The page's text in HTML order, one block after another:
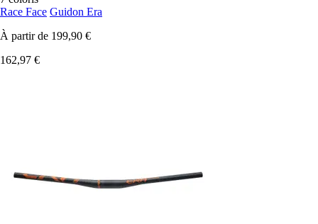
Race Face Guidon Era
À partir de 199,90 €
162,97 €